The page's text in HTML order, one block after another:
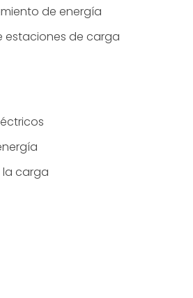
de energía
estaciones de carga
la carga